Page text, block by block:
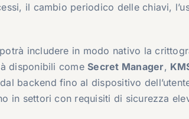
il cambio periodico delle chiavi,
includere in modo nativo la
disponibili comeSecret Manager,
backend fino al dispositivo
in settori con requisiti di sicurezza